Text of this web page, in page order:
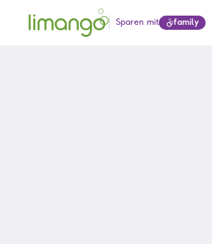
Sparen mit
family